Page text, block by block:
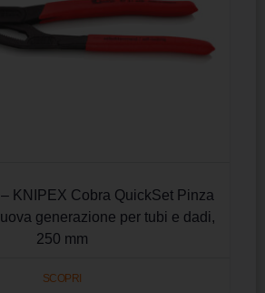
KNIPEX Cobra QuickSet Pinza
generazione per tubi e dadi,
250 mm
SCOPRI